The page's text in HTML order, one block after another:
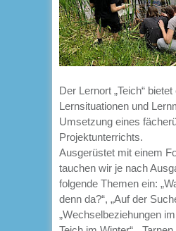
Der Lernort „Teich“
Lernsituationen und
Umsetzung eines
Projektunterrichts.
Ausgerüstet mit einem
tauchen wir je nach
folgende Themen ein:
denn da?“, „Auf der
„Wechselbeziehungen im